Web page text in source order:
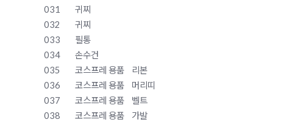
031
귀찌
032
귀찌
033
필통
034
손수건
035
코스프레 용품
리본
036
코스프레 용품
머리띠
037
코스프레 용품
벨트
038
코스프레 용품
가발